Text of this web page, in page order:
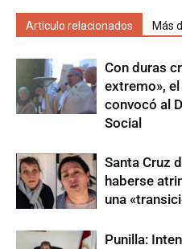
Artículo relacionados Más
Con duras
extremo»,
convocó al
Social
Santa Cruz
haberse
una
Punilla: